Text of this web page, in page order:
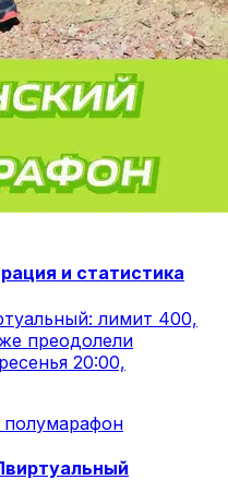
и статистика
лимит 400,
преодолели
20:00,